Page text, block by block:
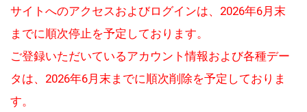
サイトへのアクセスおよびログインは、2026年6月末
までに順次停止を予定しております。
ご登録いただいているアカウント情報および各種デー
タは、2026年6月末までに順次削除を予定しておりま
す。